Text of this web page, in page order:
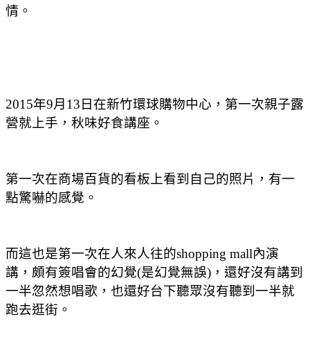
情。
2015年9月13日在新竹環球購物中心，第一次親子露
營就上手，秋味好食講座。
第一次在商場百貨的看板上看到自己的照片，有一
點驚嚇的感覺。
而這也是第一次在人來人往的shopping mall內演
講，頗有簽唱會的幻覺(是幻覺無誤)，還好沒有講到
一半忽然想唱歌，也還好台下聽眾沒有聽到一半就
跑去逛街。